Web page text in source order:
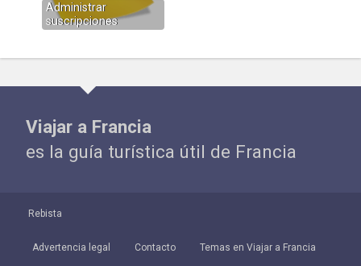
Administrar
suscripciones
Viajar a Francia
es la guía turística útil de Francia
Rebista
Advertencia legal Contacto Temas en Viajar a Francia